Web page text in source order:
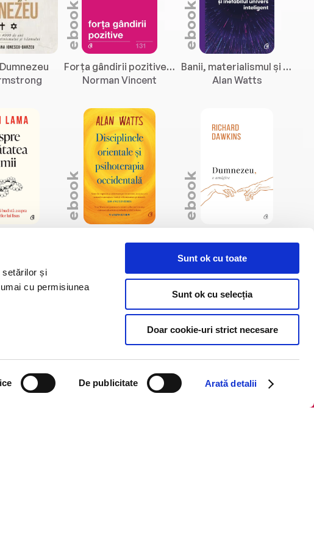
setărilor și
cu permisiunea
De publicitate Arată detalii
Sunt ok cu toate
Sunt ok cu selecția
Doar cookie-uri strict necesare
ebook
Forța gândirii pozitive (ebook)
Norman Vincent
ebook
Banii, materialismul și inefabilul univers inteligent (ebook)
Alan Watts
ebook ebook
ANPC
Politica de confidențialitate